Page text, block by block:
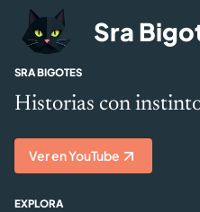
Sra
SRA BIGOTES
Historias con
Ver en YouTube
EXPLORA